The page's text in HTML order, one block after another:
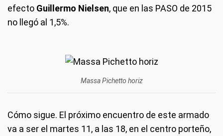
efecto Guillermo Nielsen, que en las PASO de 2015
no llegó al 1,5%.
Massa Pichetto horiz
Cómo sigue. El próximo encuentro de este armado
va a ser el martes 11, a las 18, en el centro porteño,